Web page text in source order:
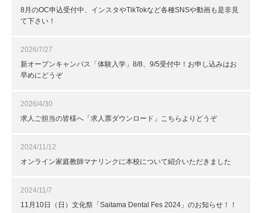
8月のOC申込受付中、インスタやTikTokなど各種SNSや動画も是非見
て下さい！
2026/7/27
新オープンキャンパス「体験入学」8/8、9/5受付中！お申し込みはお
早めにどうぞ
2026/4/30
求人ご担当の皆様へ「求人票ダウンロード」こちらよりどうぞ
2024/11/12
オンライン家庭教師マナリンクに本校について紹介いただきました
2024/11/7
11月10日（日）文化祭「Saitama Dental Fes 2024」のお知らせ！！